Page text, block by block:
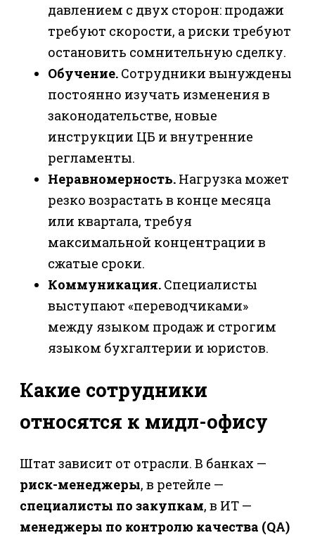
давлением с двух сторон: продажи
требуют скорости, а риски требуют
остановить сомнительную сделку.
Обучение. Сотрудники вынуждены
постоянно изучать изменения в
законодательстве, новые
инструкции ЦБ и внутренние
регламенты.
Неравномерность. Нагрузка может
резко возрастать в конце месяца
или квартала, требуя
максимальной концентрации в
сжатые сроки.
Коммуникация. Специалисты
выступают «переводчиками»
между языком продаж и строгим
языком бухгалтерии и юристов.
Какие сотрудники
относятся к мидл-офису
Штат зависит от отрасли. В банках —
риск-менеджеры, в ретейле —
специалисты по закупкам, в ИТ —
менеджеры по контролю качества (QA)